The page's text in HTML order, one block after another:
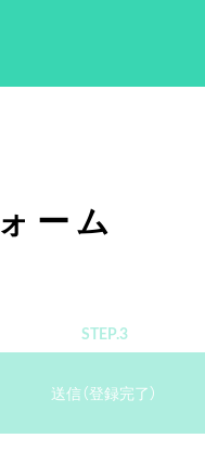
ーム
STEP.3
送信（登録完了）